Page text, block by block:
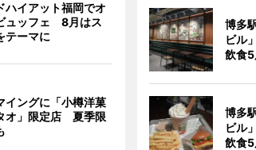
ハイアット福岡でオ
ュッフェ 8月はス
テーマに
イングに「小樽洋菓
オ」限定店 夏季限
博多
ビル
飲食
博多
ビル
飲食